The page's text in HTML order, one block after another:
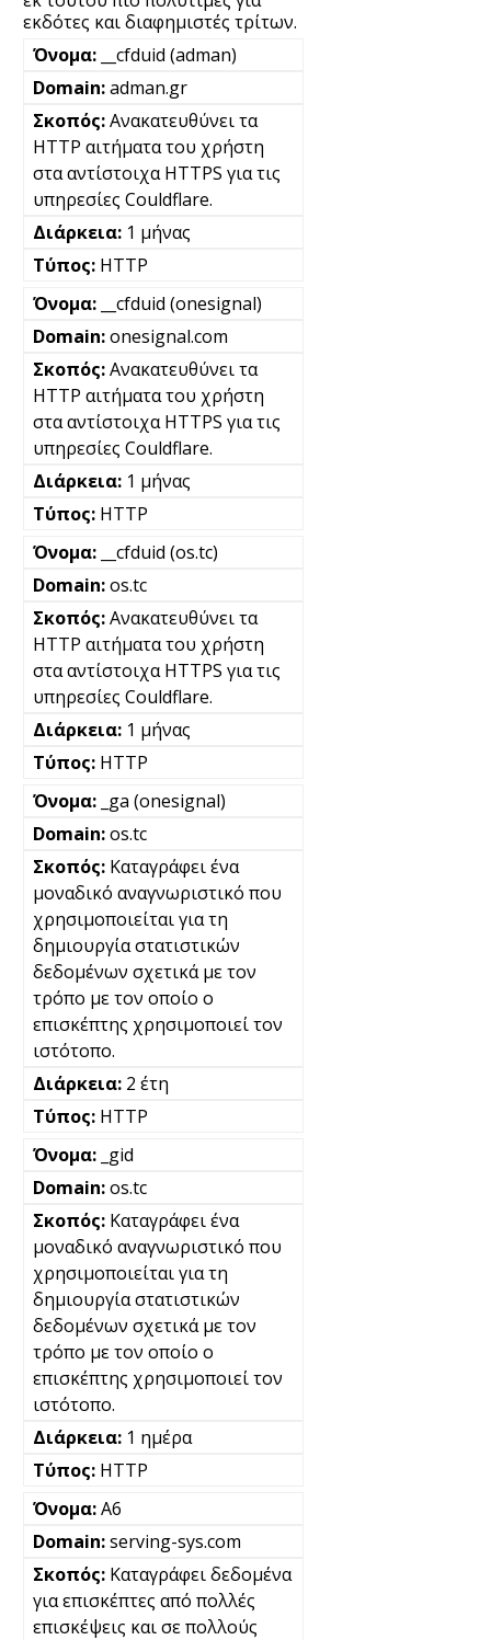
εκδότες και διαφημιστές τρίτων.
__cfduid (adman)
adman.gr
Ανακατευθύνει τα
HTTP αιτήματα του χρήστη
στα αντίστοιχα HTTPS για τις
υπηρεσίες Couldflare.
1 μήνας
HTTP
__cfduid (onesignal)
onesignal.com
Ανακατευθύνει τα
HTTP αιτήματα του χρήστη
στα αντίστοιχα HTTPS για τις
υπηρεσίες Couldflare.
1 μήνας
HTTP
__cfduid (os.tc)
os.tc
Ανακατευθύνει τα
HTTP αιτήματα του χρήστη
στα αντίστοιχα HTTPS για τις
υπηρεσίες Couldflare.
1 μήνας
HTTP
_ga (onesignal)
os.tc
Καταγράφει ένα
μοναδικό αναγνωριστικό που
χρησιμοποιείται για τη
δημιουργία στατιστικών
δεδομένων σχετικά με τον
τρόπο με τον οποίο ο
επισκέπτης χρησιμοποιεί τον
ιστότοπο.
2 έτη
HTTP
_gid
os.tc
Καταγράφει ένα
μοναδικό αναγνωριστικό που
χρησιμοποιείται για τη
δημιουργία στατιστικών
δεδομένων σχετικά με τον
τρόπο με τον οποίο ο
επισκέπτης χρησιμοποιεί τον
ιστότοπο.
1 ημέρα
HTTP
A6
serving-sys.com
Καταγράφει δεδομένα
για επισκέπτες από πολλές
επισκέψεις και σε πολλούς